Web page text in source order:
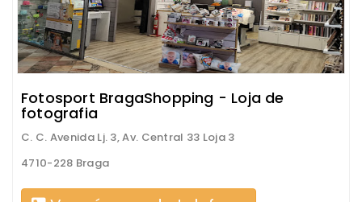
Fotosport BragaShopping - Loja de
fotografia
C. C. Avenida Lj. 3, Av. Central 33 Loja 3
4710-228 Braga